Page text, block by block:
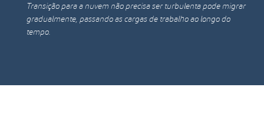
Transição para a nuvem não precisa ser turbulenta pode migrar
gradualmente, passando as cargas de trabalho ao longo do
tempo.